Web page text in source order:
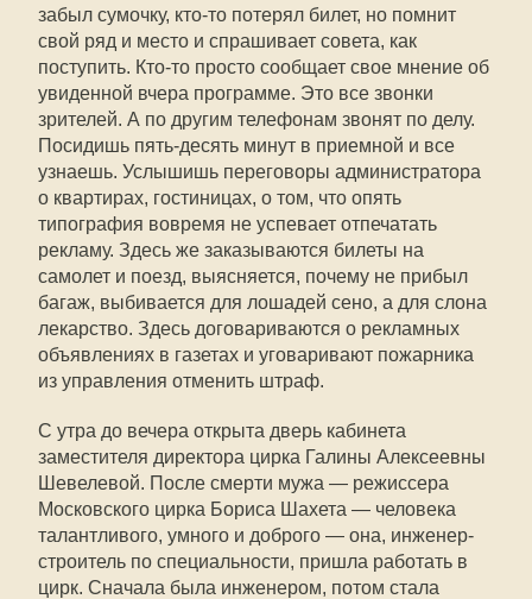
забыл сумочку, кто-то потерял билет, но помнит
свой ряд и место и спрашивает совета, как
поступить. Кто-то просто сообщает свое мнение об
увиденной вчера программе. Это все звонки
зрителей. А по другим телефонам звонят по делу.
Посидишь пять-десять минут в приемной и все
узнаешь. Услышишь переговоры администратора
о квартирах, гостиницах, о том, что опять
типография вовремя не успевает отпечатать
рекламу. Здесь же заказываются билеты на
самолет и поезд, выясняется, почему не прибыл
багаж, выбивается для лошадей сено, а для слона
лекарство. Здесь договариваются о рекламных
объявлениях в газетах и уговаривают пожарника
из управления отменить штраф.
С утра до вечера открыта дверь кабинета
заместителя директора цирка Галины Алексеевны
Шевелевой. После смерти мужа — режиссера
Московского цирка Бориса Шахета — человека
талантливого, умного и доброго — она, инженер-
строитель по специальности, пришла работать в
цирк. Сначала была инженером, потом стала